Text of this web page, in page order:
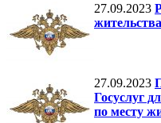
27.09.2023
жительства
27.09.2023
Госуслуг
по месту